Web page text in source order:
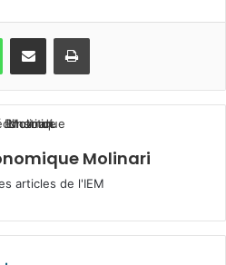
WhatsApp
Partagez par mail Imprimez
Molinari
articles de l'IEM